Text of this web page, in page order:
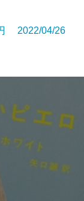
2022/04/26